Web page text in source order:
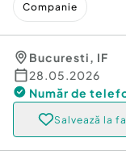
Companie
Bucuresti, IF
28.05.2026
Număr de
Salvează la